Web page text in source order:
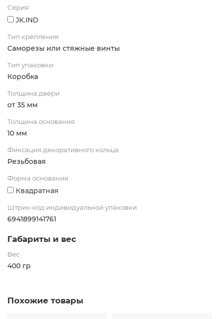
Серия
JK.IND
Тип крепления
Саморезы или стяжные винты
Тип упаковки
Коробка
Толщина двери
от 35 мм
Толщина основания
10 мм
Фиксация декоративного кольца
Резьбовая
Форма основания
Квадратная
Штрих-код индивидуальной упаковки
6941899141761
Габариты и вес
Вес
400 гр
Похожие товары